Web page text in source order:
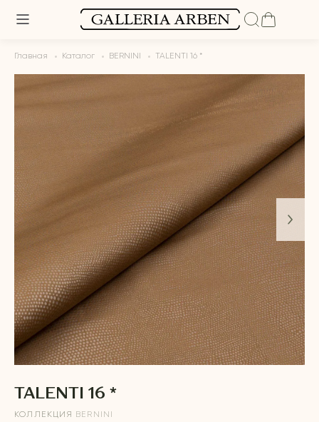
Главная Каталог BERNINI TALENTI 16 *
TALENTI 16 *
КОЛЛЕКЦИЯ BERNINI